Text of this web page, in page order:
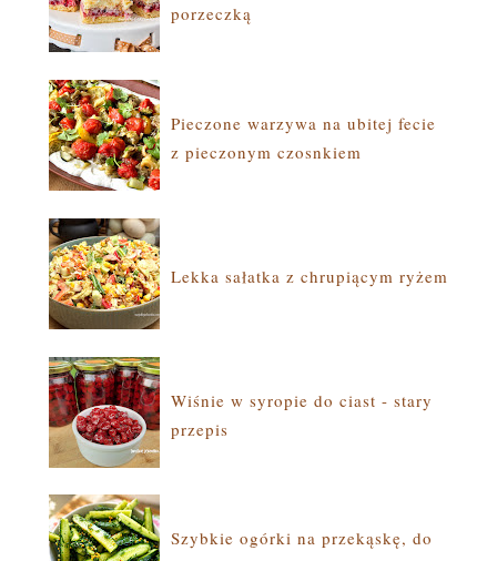
porzeczką
Pieczone warzywa na ubitej fecie
z pieczonym czosnkiem
Lekka sałatka z chrupiącym ryżem
Wiśnie w syropie do ciast - stary
przepis
Szybkie ogórki na przekąskę, do